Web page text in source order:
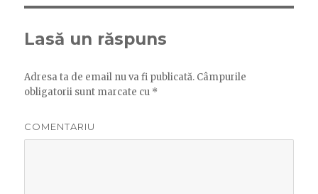
Lasă un răspuns
Adresa ta de email nu va fi publicată. Câmpurile
obligatorii sunt marcate cu *
COMENTARIU